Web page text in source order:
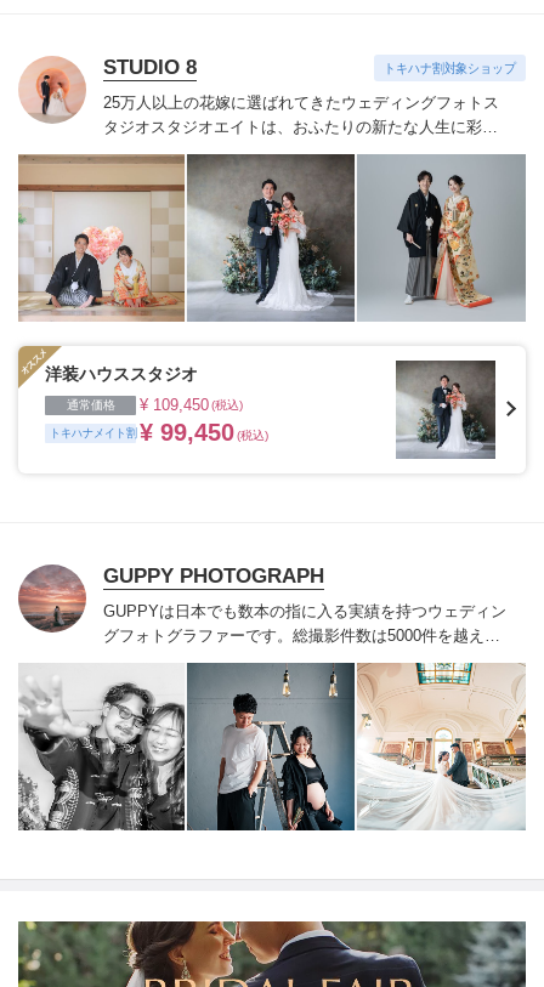
STUDIO 8 トキハナ割対象ショップ
25万人以上の花嫁に選ばれてきたウェディングフォトス
タジオスタジオエイトは、おふたりの新たな人生に彩り
を添える“最高のウェディングフォト”のお手伝いをさせ
ていただきます。
1枚の写真のチカラを信じて
洋装ハウススタジオ
通常価格 ¥ 109,450(税込)
トキハナメイト割 ¥ 99,450(税込)
GUPPY PHOTOGRAPH
GUPPYは日本でも数本の指に入る実績を持つウェディン
グフォトグラファーです。 総撮影件数は5000件を越え、
たくさんのお客様はもちろんのこと、有名人のウェディ
ングから雑誌の撮影、企業撮影等も行っております。 オ
ーナーとして完全貸切のカセットフォトサロンを運営し
ておりお二人やご家族が安心して過ごせる空間が名古屋
丸の内にございます。どんな撮影でもお気軽にご相談下
さい。＊＊キャンセル規定＊＊受注確定日から挙式日
（撮影日）〜14日以上まで・・・販売価格の20%挙式日
当日（撮影日）から数えて14日未満〜2日前まで・・・
価格の80%ただし、2親等以内の身内様の不幸、新郎新
ィルス感染で結婚式や撮影の催行が不可能になった場
合、1年以内の延期を前提として、キャンセル料金は無料
とさせて頂きます。 催行されなかった場合はキャンセル